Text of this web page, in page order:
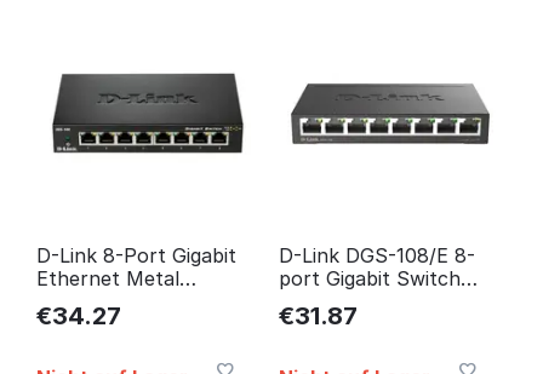
D-Link 8-Port Gigabit
Ethernet Metal
Housing Unmanaged
Light DGS-108GL/E
€34.27
D-Link DGS-108/E 8-
port Gigabit Switch
DGS-108/E
€31.87